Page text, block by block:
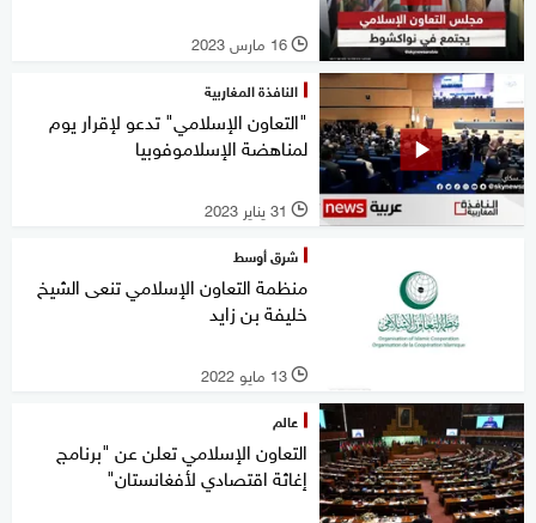
l 16 مارس 2023
النافذة المغاربية
"التعاون الإسلامي" تدعو لإقرار يوم
لمناهضة الإسلاموفوبيا
l 31 يناير 2023
شرق أوسط
منظمة التعاون الإسلامي تنعى الشيخ
خليفة بن زايد
l 13 مايو 2022
عالم
التعاون الإسلامي تعلن عن "برنامج
إغاثة اقتصادي لأفغانستان"